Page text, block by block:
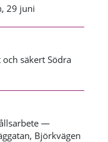
29 juni
säkert Södra
—
Björkvägen